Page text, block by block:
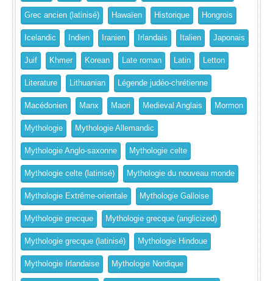
Grec ancien (latinisé) Hawaïen Historique Hongrois
Icelandic Indien Iranien Irlandais Italien Japonais
Juif Khmer Korean Late roman Latin Letton
Literature Lithuanian Légende judéo-chrétienne
Macédonien Manx Maori Medieval Anglais Mormon
Mythologie Mythologie Allemandic
Mythologie Anglo-saxonne Mythologie celte
Mythologie celte (latinisé) Mythologie du nouveau monde
Mythologie Extrême-orientale Mythologie Galloise
Mythologie grecque Mythologie grecque (anglicized)
Mythologie grecque (latinisé) Mythologie Hindoue
Mythologie Irlandaise Mythologie Nordique